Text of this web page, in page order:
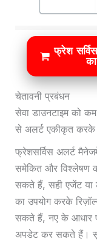
फ्रेश
चेतावनी प्रबंधन
सेवा डाउनटाइम को
से अलर्ट एकीकृत करके
फ्रेशसर्विस अलर्ट
समेकित और विश्लेषण
सकते हैं, सही एजेंट
का उपयोग करके
सकते हैं, नए के आधार
अपडेट कर सकते हैं।